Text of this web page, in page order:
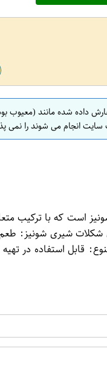
داده شده مانند (معیوب
انجام می شوند را نمی
است که با ترکیب
شکلات شیری شونیز:
قابل استفاده در